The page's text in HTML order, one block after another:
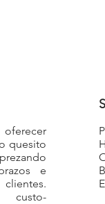
quesito
e
custo-